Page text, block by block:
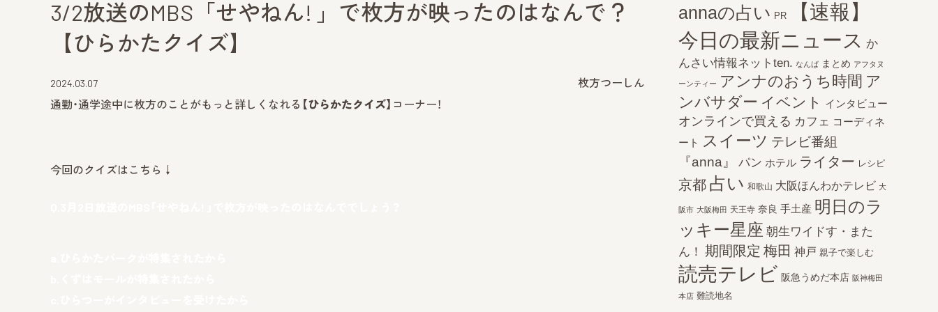
3/2放送のMBS「せやねん! 」で枚方が映ったのはなんで？
【ひらかたクイズ】
2024.03.07
枚方つーしん
通勤・通学途中に枚方のことがもっと詳しくなれる 【ひらかたクイズ】 コーナー！
今回のクイズはこちら↓
annaの占い PR
【速報】
今日の最新ニュース か
んさい情報ネットten. なんば まとめ アフタヌ
ーンティー アンナのおうち時間 ア
ンバサダー イベント インタビュー
オンラインで買える カフェ コーディネ
ート
スイーツ テレビ番組
『anna』
パン ホテル ライター レシピ
京都 占い 和歌山 大阪ほんわかテレビ 大
阪市 大阪梅田 天王寺 奈良 手土産 明日のラ
ッキー星座 朝生ワイドす・また
ん！ 期間限定 梅田 神戸 親子で楽しむ
読売テレビ 阪急うめだ本店 阪神梅田
本店 難読地名